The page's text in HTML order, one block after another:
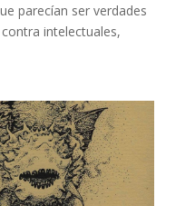
parecían ser verdades
intelectuales,